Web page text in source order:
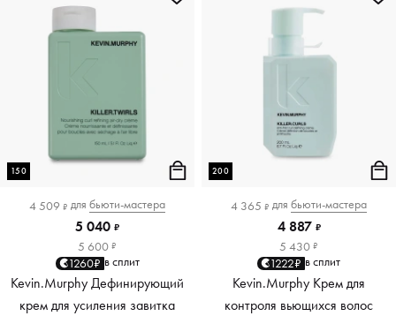
150
4 509 ₽ для бьюти-мастера
5 040 ₽
5 600 ₽
1260₽ в сплит
Kevin.Murphy Дефинирующий
крем для усиления завитка
200
4 365 ₽ для бьюти-мастера
4 887 ₽
5 430 ₽
1222₽ в сплит
Kevin.Murphy Крем для
контроля вьющихся волос